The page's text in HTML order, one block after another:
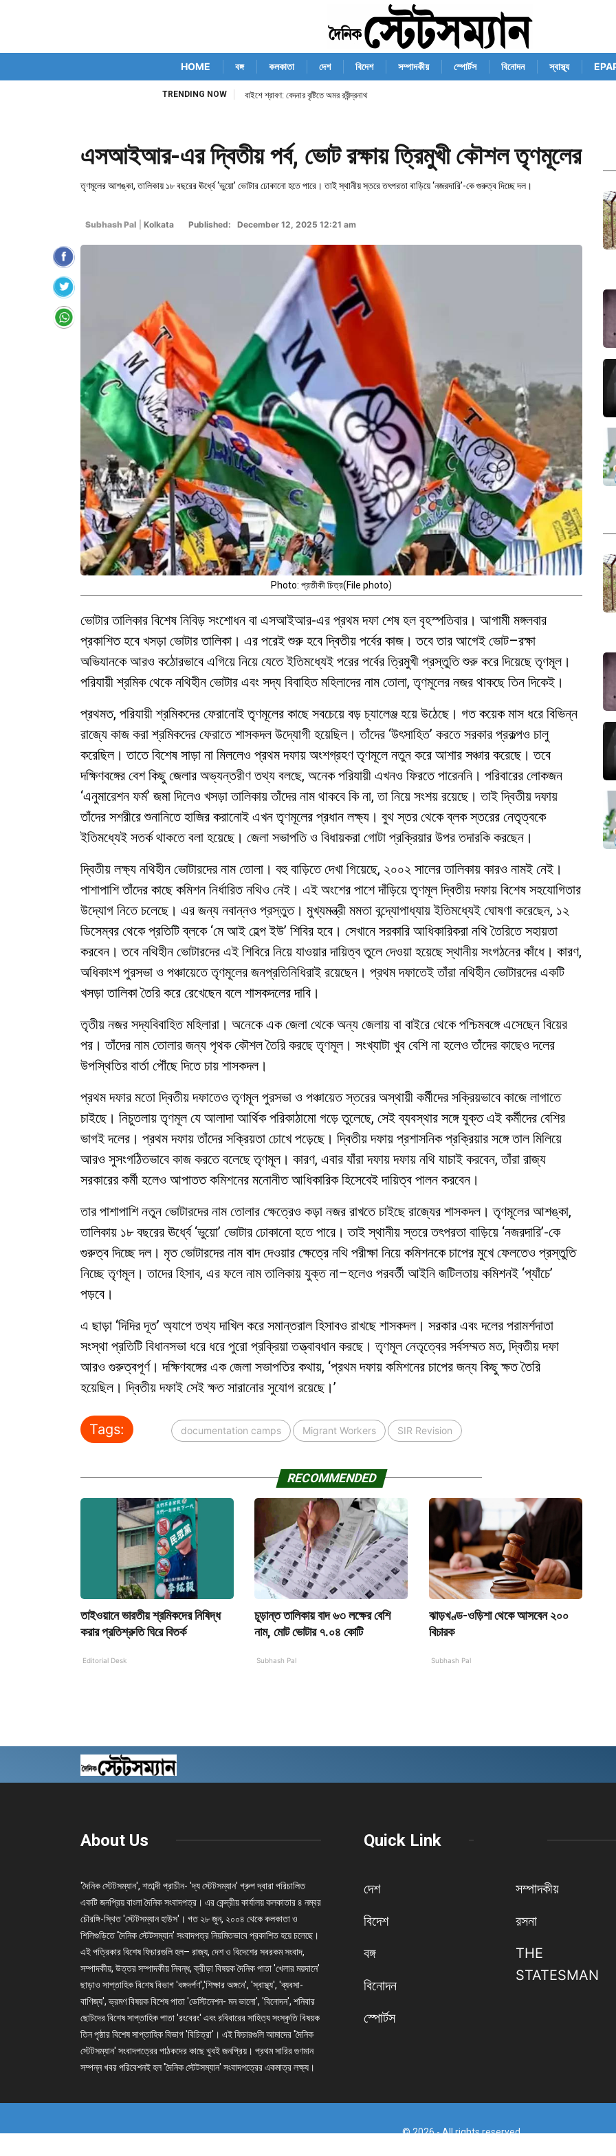
HOME বঙ্গ কলকাতা দেশ বিদেশ সম্পাদকীয় স্পোর্টস বিনোদন স্বাস্থ্য
TRENDING NOW বাইশে শ্রাবণ: বেদনার বৃষ্টিতে অমর রবীন্দ্রনাথ
এসআইআর-এর দ্বিতীয় পর্ব, ভোট রক্ষায় ত্রিমুখী কৌশল তৃণমূলের
তৃণমূলের আশঙ্কা, তালিকায় ১৮ বছরের ঊর্ধ্বে ‘ভুয়ো’ ভোটার ঢোকানো হতে পারে। তাই স্থানীয় স্তরে তৎপরতা বাড়িয়ে ‘নজরদারি’-কে গুরুত্ব দিচ্ছে দল।
Subhash Pal Kolkata Published: December 12, 2025 12:21 am
Photo: প্রতীকী চিত্র(File photo)
ভোটার তালিকার বিশেষ নিবিড় সংশোধন বা এসআইআর-এর প্রথম দফা শেষ হল বৃহস্পতিবার। আগামী মঙ্গলবার
প্রকাশিত হবে খসড়া ভোটার তালিকা। এর পরেই শুরু হবে দ্বিতীয় পর্বের কাজ। তবে তার আগেই ভোট–রক্ষা
অভিযানকে আরও কঠোরভাবে এগিয়ে নিয়ে যেতে ইতিমধ্যেই পরের পর্বের ত্রিমুখী প্রস্তুতি শুরু করে দিয়েছে তৃণমূল।
পরিযায়ী শ্রমিক থেকে নথিহীন ভোটার এবং সদ্য বিবাহিত মহিলাদের নাম তোলা, তৃণমূলের নজর থাকছে তিন দিকেই।
প্রথমত, পরিযায়ী শ্রমিকদের ফেরানোই তৃণমূলের কাছে সবচেয়ে বড় চ্যালেঞ্জ হয়ে উঠেছে। গত কয়েক মাস ধরে বিভিন্ন
রাজ্যে কাজ করা শ্রমিকদের ফেরাতে শাসকদল উদ্যোগী হয়েছিল। তাঁদের ‘উৎসাহিত’ করতে সরকার প্রকল্পও চালু
করেছিল। তাতে বিশেষ সাড়া না মিললেও প্রথম দফায় অংশগ্রহণ তৃণমূলে নতুন করে আশার সঞ্চার করেছে। তবে
দক্ষিণবঙ্গের বেশ কিছু জেলার অভ্যন্তরীণ তথ্য বলছে, অনেক পরিযায়ী এখনও ফিরতে পারেননি। পরিবারের লোকজন
‘এনুমারেশন ফর্ম’ জমা দিলেও খসড়া তালিকায় তাঁদের নাম থাকবে কি না, তা নিয়ে সংশয় রয়েছে। তাই দ্বিতীয় দফায়
তাঁদের সশরীরে শুনানিতে হাজির করানোই এখন তৃণমূলের প্রধান লক্ষ্য। বুথ স্তর থেকে ব্লক স্তরের নেতৃত্বকে
ইতিমধ্যেই সতর্ক থাকতে বলা হয়েছে। জেলা সভাপতি ও বিধায়করা গোটা প্রক্রিয়ার উপর তদারকি করছেন।
দ্বিতীয় লক্ষ্য নথিহীন ভোটারদের নাম তোলা। বহু বাড়িতে দেখা গিয়েছে, ২০০২ সালের তালিকায় কারও নামই নেই।
পাশাপাশি তাঁদের কাছে কমিশন নির্ধারিত নথিও নেই। এই অংশের পাশে দাঁড়িয়ে তৃণমূল দ্বিতীয় দফায় বিশেষ সহযোগিতার
উদ্যোগ নিতে চলেছে। এর জন্য নবান্নও প্রস্তুত। মুখ্যমন্ত্রী মমতা বন্দ্যোপাধ্যায় ইতিমধ্যেই ঘোষণা করেছেন, ১২
ডিসেম্বর থেকে প্রতিটি ব্লকে ‘মে আই হেল্প ইউ’ শিবির হবে। সেখানে সরকারি আধিকারিকরা নথি তৈরিতে সহায়তা
করবেন। তবে নথিহীন ভোটারদের এই শিবিরে নিয়ে যাওয়ার দায়িত্ব তুলে দেওয়া হয়েছে স্থানীয় সংগঠনের কাঁধে। কারণ,
অধিকাংশ পুরসভা ও পঞ্চায়েতে তৃণমূলের জনপ্রতিনিধিরাই রয়েছেন। প্রথম দফাতেই তাঁরা নথিহীন ভোটারদের একটি
খসড়া তালিকা তৈরি করে রেখেছেন বলে শাসকদলের দাবি।
তৃতীয় নজর সদ্যবিবাহিত মহিলারা। অনেকে এক জেলা থেকে অন্য জেলায় বা বাইরে থেকে পশ্চিমবঙ্গে এসেছেন বিয়ের
পর। তাঁদের নাম তোলার জন্য পৃথক কৌশল তৈরি করছে তৃণমূল। সংখ্যাটা খুব বেশি না হলেও তাঁদের কাছেও দলের
উপস্থিতির বার্তা পৌঁছে দিতে চায় শাসকদল।
প্রথম দফার মতো দ্বিতীয় দফাতেও তৃণমূল পুরসভা ও পঞ্চায়েত স্তরের অস্থায়ী কর্মীদের সক্রিয়ভাবে কাজে লাগাতে
চাইছে। নিচুতলায় তৃণমূল যে আলাদা আর্থিক পরিকাঠামো গড়ে তুলেছে, সেই ব্যবস্থার সঙ্গে যুক্ত এই কর্মীদের বেশির
ভাগই দলের। প্রথম দফায় তাঁদের সক্রিয়তা চোখে পড়েছে। দ্বিতীয় দফায় প্রশাসনিক প্রক্রিয়ার সঙ্গে তাল মিলিয়ে
আরও সুসংগঠিতভাবে কাজ করতে বলেছে তৃণমূল। কারণ, এবার যাঁরা দফায় দফায় নথি যাচাই করবেন, তাঁরা রাজ্য
সরকারের কর্মী হলেও আপাতত কমিশনের মনোনীত আধিকারিক হিসেবেই দায়িত্ব পালন করবেন।
তার পাশাপাশি নতুন ভোটারদের নাম তোলার ক্ষেত্রেও কড়া নজর রাখতে চাইছে রাজ্যের শাসকদল। তৃণমূলের আশঙ্কা,
তালিকায় ১৮ বছরের ঊর্ধ্বে ‘ভুয়ো’ ভোটার ঢোকানো হতে পারে। তাই স্থানীয় স্তরে তৎপরতা বাড়িয়ে ‘নজরদারি’-কে
গুরুত্ব দিচ্ছে দল। মৃত ভোটারদের নাম বাদ দেওয়ার ক্ষেত্রে নথি পরীক্ষা নিয়ে কমিশনকে চাপের মুখে ফেলতেও প্রস্তুতি
নিচ্ছে তৃণমূল। তাদের হিসাব, এর ফলে নাম তালিকায় যুক্ত না–হলেও পরবর্তী আইনি জটিলতায় কমিশনই ‘প্যাঁচে’
পড়বে।
এ ছাড়া ‘দিদির দূত’ অ্যাপে তথ্য দাখিল করে সমান্তরাল হিসাবও রাখছে শাসকদল। সরকার এবং দলের পরামর্শদাতা
সংস্থা প্রতিটি বিধানসভা ধরে ধরে পুরো প্রক্রিয়া তত্ত্বাবধান করছে। তৃণমূল নেতৃত্বের সর্বসম্মত মত, দ্বিতীয় দফা
আরও গুরুত্বপূর্ণ। দক্ষিণবঙ্গের এক জেলা সভাপতির কথায়, ‘প্রথম দফায় কমিশনের চাপের জন্য কিছু ক্ষত তৈরি
হয়েছিল। দ্বিতীয় দফাই সেই ক্ষত সারানোর সুযোগ রয়েছে।’
Tags: documentation camps Migrant Workers SIR Revision
RECOMMENDED
তাইওয়ানে ভারতীয় শ্রমিকদের নিষিদ্ধ
করার প্রতিশ্রুতি ঘিরে বিতর্ক
Editorial Desk
চূড়ান্ত তালিকায় বাদ ৬৩ লক্ষের বেশি
নাম, মোট ভোটার ৭.০৪ কোটি
Subhash Pal
ঝাড়খণ্ড-ওড়িশা থেকে আসবেন ২০০
বিচারক
Subhash Pal
About Us
'দৈনিক স্টেটসম্যান', শতাব্দী প্রাচীন- 'দ্য স্টেটসম্যান' গ্রুপ দ্বারা পরিচালিত
একটি জনপ্রিয় বাংলা দৈনিক সংবাদপত্র। এর কেন্দ্রীয় কার্যালয় কলকাতার ৪ নম্বর
চৌরঙ্গি-স্থিত 'স্টেটসম্যান হাউস'। গত ২৮ জুন, ২০০৪ থেকে কলকাতা ও
শিলিগুড়িতে 'দৈনিক স্টেটসম্যান' সংবাদপত্র নিয়মিতভাবে প্রকাশিত হয়ে চলেছে।
এই পত্রিকার বিশেষ ফিচারগুলি হল– রাজ্য, দেশ ও বিদেশের সবরকম সংবাদ,
সম্পাদকীয়, উত্তর সম্পাদকীয় নিবন্ধ, ক্রীড়া বিষয়ক দৈনিক পাতা 'খেলার ময়দানে'
ছাড়াও সাপ্তাহিক বিশেষ বিভাগ 'বঙ্গদর্পণ','শিক্ষার অঙ্গনে', 'স্বাস্থ্য', 'ব্যবসা-
বাণিজ্য', ভ্রমণ বিষয়ক বিশেষ পাতা 'ডেস্টিনেশন- মন ভালো', 'বিনোদন', শনিবার
ছোটদের বিশেষ সাপ্তাহিক পাতা 'রংবেরং' এবং রবিবারের সাহিত্য সংস্কৃতি বিষয়ক
তিন পৃষ্ঠার বিশেষ সাপ্তাহিক বিভাগ 'বিচিত্রা'। এই ফিচারগুলি আমাদের 'দৈনিক
স্টেটসম্যান' সংবাদপত্রের পাঠকদের কাছে খুবই জনপ্রিয়। প্রথম সারির গুণমান
সম্পন্ন খবর পরিবেশনই হল 'দৈনিক স্টেটসম্যান' সংবাদপত্রের একমাত্র লক্ষ্য।
Quick Link
দেশ
বিদেশ
বঙ্গ
বিনোদন
স্পোর্টস
সম্পাদকীয়
রসনা
THE
STATESMAN
© 2026 - All rights reserved.